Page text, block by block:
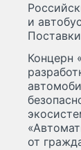
и
Концерн
от